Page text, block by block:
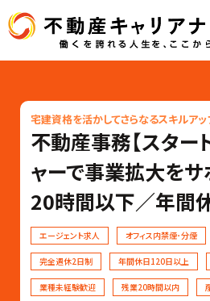
宅建資格を活かしてさらなるスキルア
不動産事務【スター
ャーで事業拡大をサ
20時間以下／年間
エージェント求人 オフィス内禁煙･分煙
完全週休2日制 年間休日120日以上
業種未経験歓迎 残業20時間以内